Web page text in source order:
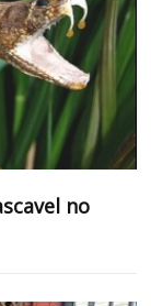
no